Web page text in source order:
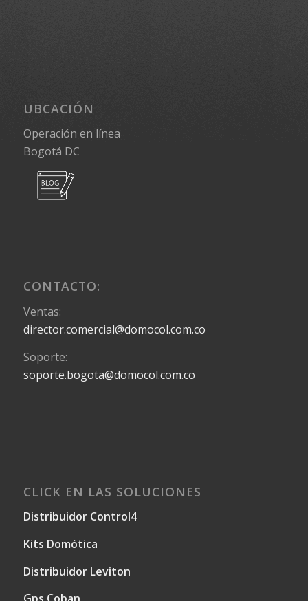
UBCACIÓN
Operación en línea
Bogotá DC
CONTACTO:
Ventas:
director.comercial@domocol.com.co
Soporte:
soporte.bogota@domocol.com.co
CLICK EN LAS SOLUCIONES
Distribuidor Control4
Kits Domótica
Distribuidor Leviton